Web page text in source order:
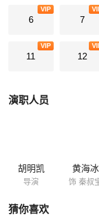
山东节度使唐璧处当旗
篡位，当他强迫大臣伍建
登基。被判重刑的程咬
征讨。 当了皇帝的杨广
己最信任的宇文化及杀
堕落不说，还猜忌部下，
的人才，信任和依靠这批
6
VIP
7
11
VIP
12
演职人员
胡明凯
导演
黄海冰
饰 秦叔
猜你喜欢